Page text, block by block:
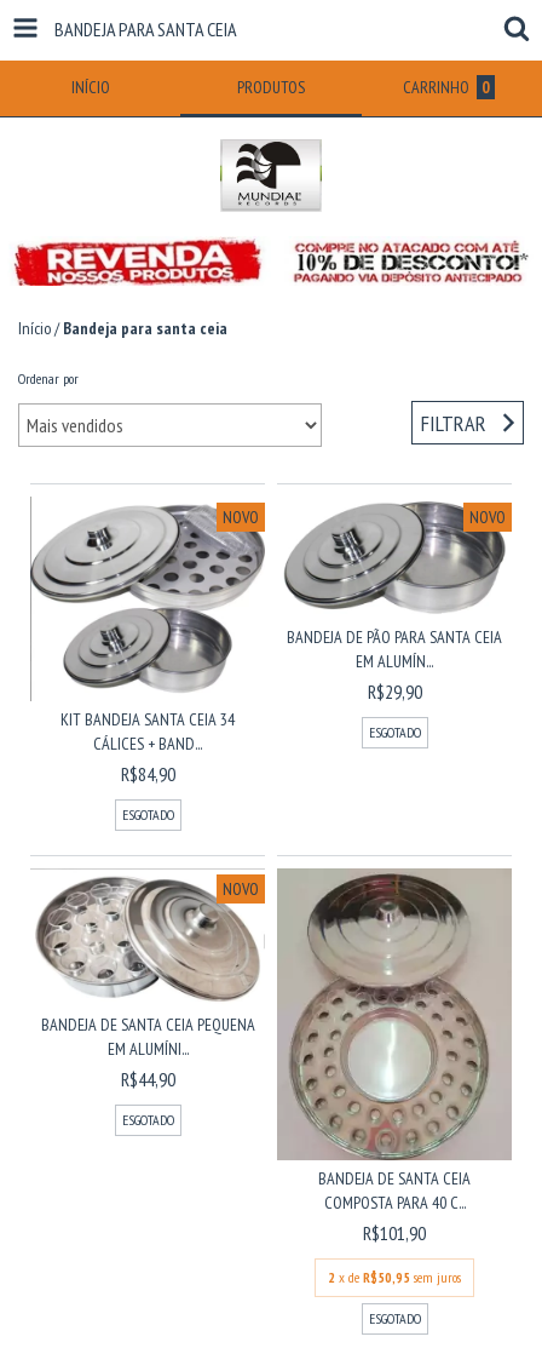
BANDEJA PARA SANTA CEIA
INÍCIO PRODUTOS CARRINHO 0
Início/ Bandeja para santa ceia
Ordenar por
FILTRAR
NOVO
KIT BANDEJA SANTA CEIA 34
CÁLICES + BAND...
R$84,90
ESGOTADO
NOVO
BANDEJA DE PÃO PARA SANTA CEIA
EM ALUMÍN...
R$29,90
ESGOTADO
NOVO
BANDEJA DE SANTA CEIA PEQUENA
EM ALUMÍNI...
R$44,90
ESGOTADO
BANDEJA DE SANTA CEIA
COMPOSTA PARA 40 C...
R$101,90
2 x de R$50,95 sem juros
ESGOTADO